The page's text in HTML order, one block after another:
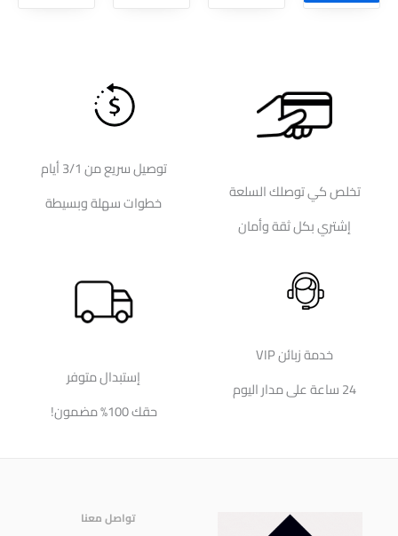
تخلص كي توصلك السلعة
إشتري بكل ثقة وأمان
توصيل سريع من 3/1 أيام
خطوات سهلة وبسيطة
خدمة زبائن VIP
24 ساعة على مدار اليوم
إستبدال متوفر
حقك 100% مضمون!
تواصل معنا